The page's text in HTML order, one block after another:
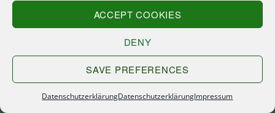
ACCEPT COOKIES
DENY
SAVE PREFERENCES
DatenschutzerklärungDatenschutzerklärungImpressum